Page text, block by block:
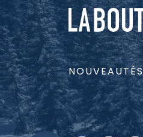
NOUVEAUTÉS